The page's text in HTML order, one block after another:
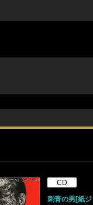
CD
刺青の男[紙